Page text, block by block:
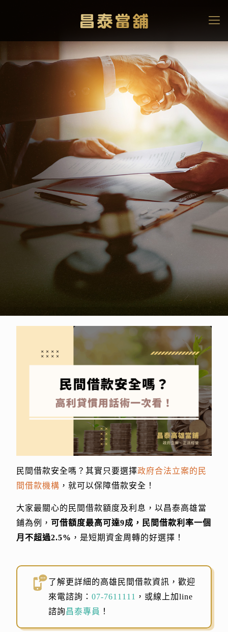
民間借款安全嗎？合法民
間借款管道直接看！
高雄當舖 > 當舖知識文章 >
民間借款安全嗎？合法民間借款管道
直接看！避免高利貸4招加碼送
民間借款安全嗎？其實只要選擇政府合法立案的民
間借款機構 ，就可以保障借款安全！
大家最關心的民間借款額度及利息，以昌泰高雄當
鋪為例， 可借額度最高可達9成，民間借款利率一個
月不超過2.5% ，是短期資金周轉的好選擇！
了解更詳細的高雄民間借款資訊，歡迎
來電諮詢：07-7611111 ，或線上加line
諮詢昌泰專員 ！